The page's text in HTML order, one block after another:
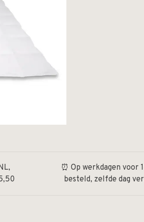
⏰ Op werkdagen voor
besteld, zelfde dag